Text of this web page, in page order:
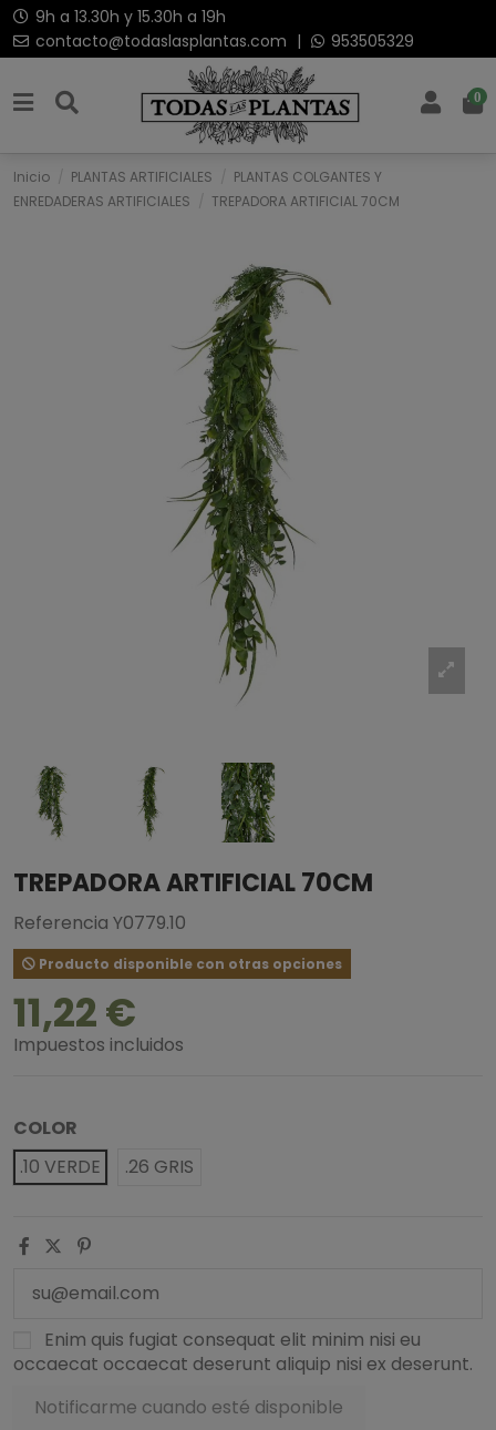
9h a 13.30h y 15.30h a 19h
contacto@todaslasplantas.com | 953505329
0
Inicio PLANTAS ARTIFICIALES
PLANTAS COLGANTES Y
ENREDADERAS ARTIFICIALES
TREPADORA ARTIFICIAL 70CM
TREPADORA ARTIFICIAL 70CM
Referencia Y0779.10
Producto disponible con otras opciones
11,22 €
Impuestos incluidos
COLOR
.10 VERDE
.26 GRIS
Enim quis fugiat consequat elit minim nisi eu
occaecat occaecat deserunt aliquip nisi ex deserunt.